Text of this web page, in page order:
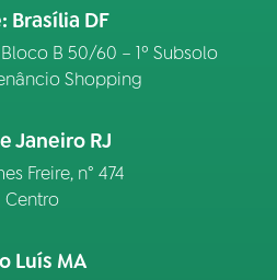
Brasília DF
B 50/60 – 1º Subsolo
Shopping
Janeiro RJ
Freire, n° 474
Centro
Luís MA